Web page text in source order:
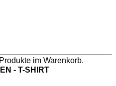
im Warenkorb.
- T-SHIRT